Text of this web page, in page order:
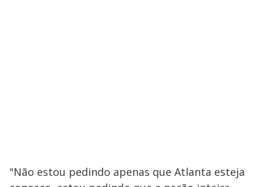
"Não estou pedindo apenas que Atlanta esteja